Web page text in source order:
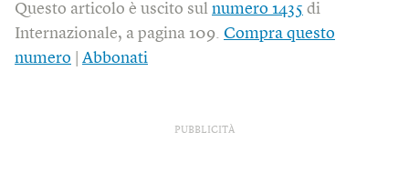
Questo articolo è uscito sul numero 1435 di
Internazionale, a pagina 109. Compra questo
numero
Abbonati
PUBBLICITÀ